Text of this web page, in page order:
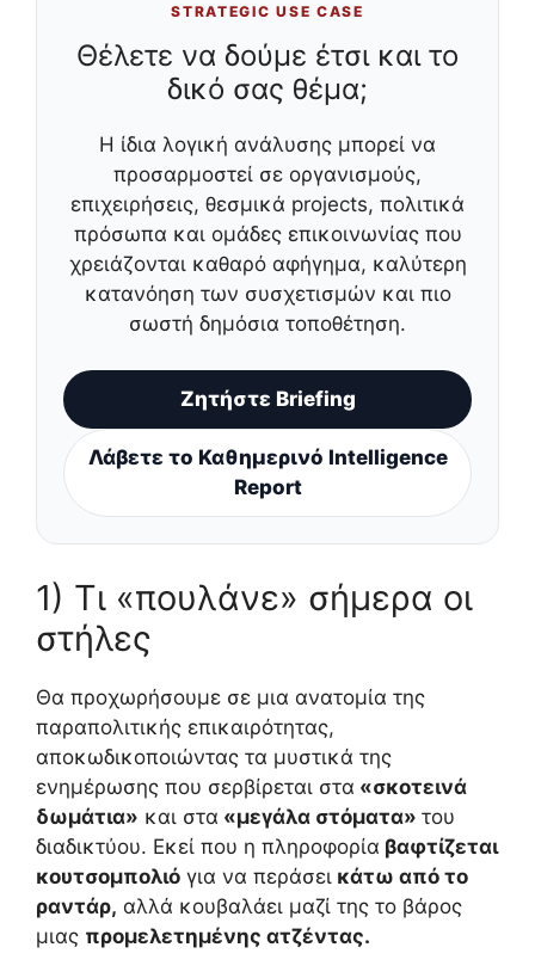
STRATEGIC USE CASE
Θέλετε να δούμε έτσι και το
δικό σας θέμα;
Η ίδια λογική ανάλυσης μπορεί να
προσαρμοστεί σε οργανισμούς,
επιχειρήσεις, θεσμικά projects, πολιτικά
πρόσωπα και ομάδες επικοινωνίας που
χρειάζονται καθαρό αφήγημα, καλύτερη
κατανόηση των συσχετισμών και πιο
σωστή δημόσια τοποθέτηση.
Ζητήστε Briefing
Λάβετε το Καθημερινό Intelligence
Report
1) Τι «πουλάνε» σήμερα οι
στήλες
Θα προχωρήσουμε σε μια ανατομία της
παραπολιτικής επικαιρότητας,
αποκωδικοποιώντας τα μυστικά της
ενημέρωσης που σερβίρεται στα «σκοτεινά
δωμάτια» και στα «μεγάλα στόματα» του
διαδικτύου. Εκεί που η πληροφορία βαφτίζεται
κουτσομπολιό για να περάσει κάτω από το
ραντάρ, αλλά κουβαλάει μαζί της το βάρος
μιας προμελετημένης ατζέντας.